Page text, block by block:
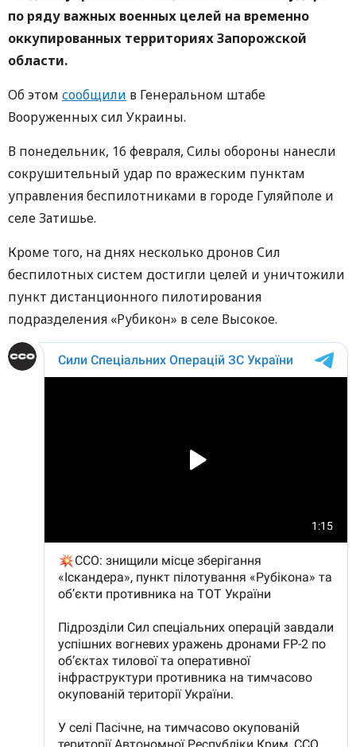
по ряду важных военных целей на временно
оккупированных территориях Запорожской
области.
Об этом сообщили в Генеральном штабе
Вооруженных сил Украины.
В понедельник, 16 февраля, Силы обороны нанесли
сокрушительный удар по вражеским пунктам
управления беспилотниками в городе Гуляйполе и
селе Затишье.
Кроме того, на днях несколько дронов Сил
беспилотных систем достигли целей и уничтожили
пункт дистанционного пилотирования
подразделения «Рубикон» в селе Высокое.